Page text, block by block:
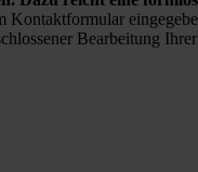
Bearbeitung